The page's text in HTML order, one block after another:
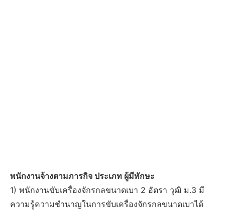
พนักงานจ้างตามภารกิจ ประเภท ผู้มีทักษะ
1) พนักงานขับเครื่องจักรกลขนาดเบา 2 อัตรา วุฒิ ม.3 มี
ความรู้ความชำนาญในการขับเครื่องจักรกลขนาดเบาได้